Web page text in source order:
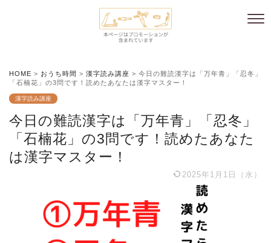
HOME > おうち時間 > 漢字読み講座 > 今日の難読漢字は「万年青」「忍冬」
「石楠花」の3問です！読めたあなたは漢字マスター！
漢字読み講座
今日の難読漢字は「万年青」「忍冬」
「石楠花」の3問です！読めたあなた
は漢字マスター！
2025年1月1日（水）